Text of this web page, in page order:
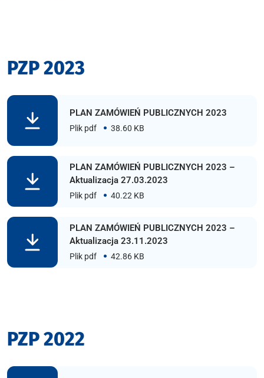
PZP 2023
PLAN ZAMÓWIEŃ PUBLICZNYCH 2023
Plik pdf 38.60 KB
PLAN ZAMÓWIEŃ PUBLICZNYCH 2023 –
Aktualizacja 27.03.2023
Plik pdf 40.22 KB
PLAN ZAMÓWIEŃ PUBLICZNYCH 2023 –
Aktualizacja 23.11.2023
Plik pdf 42.86 KB
PZP 2022